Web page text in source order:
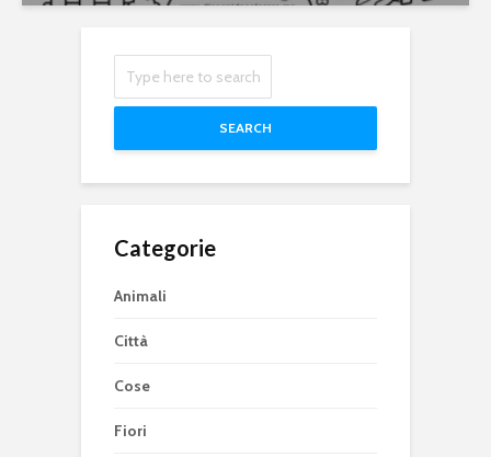
SEARCH
Categorie
Animali
Città
Cose
Fiori